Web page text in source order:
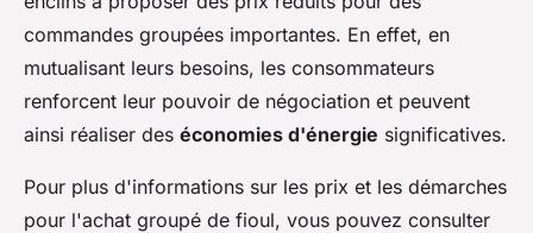
commandes groupées importantes. En effet, en
mutualisant leurs besoins, les consommateurs
renforcent leur pouvoir de négociation et peuvent
ainsi réaliser des économies d'énergie significatives.
Pour plus d'informations sur les prix et les démarches
pour l'achat groupé de fioul, vous pouvez consulter